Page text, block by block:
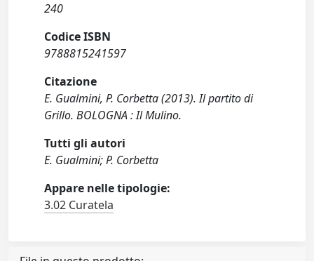
240
Codice ISBN
9788815241597
Citazione
E. Gualmini, P. Corbetta (2013). Il partito di
Grillo. BOLOGNA : Il Mulino.
Tutti gli autori
E. Gualmini; P. Corbetta
Appare nelle tipologie:
3.02 Curatela